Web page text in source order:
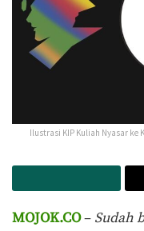
Ilustrasi KIP Kuliah Nyasar ke
MOJOK.CO– Sudah